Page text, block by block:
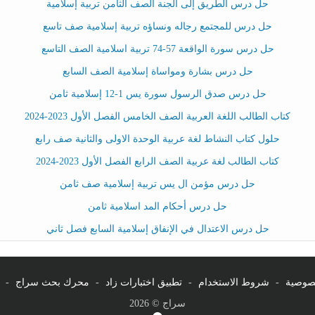
حل درس الطريق إلى الجنة الصف الثامن تربية إسلامية
حل درس للمجتمع رجاله ونساؤه تربية إسلامية صف تاسع
حل درس سورة الواقعة 57-74 تربية اسلامية الصف التاسع
حل درس بشارة ومواساة إسلامية الصف السابع
حل درس صدق الرسول سورة يس 1-12 إسلامية ثامن
كتاب الطالب اللغة العربية الصف الخامس الفصل الأول 2023-2024
حلول كتاب النشاط لغة عربية الوحدة الاولى والثانية صف رابع
كتاب الطالب لغة عربية الصف الرابع الفصل الأول 2023-2024
حل درس مؤمن ال يس تربية إسلامية صف ثامن
حل درس أحكام المد اسلامية ثامن
حل درس الاعتدال في الإنفاق إسلامية السابع فصل ثاني
- شروط الاستخدام - تطبيق اختبارات زاد - محرك بحث سراج -
سراج © 2026